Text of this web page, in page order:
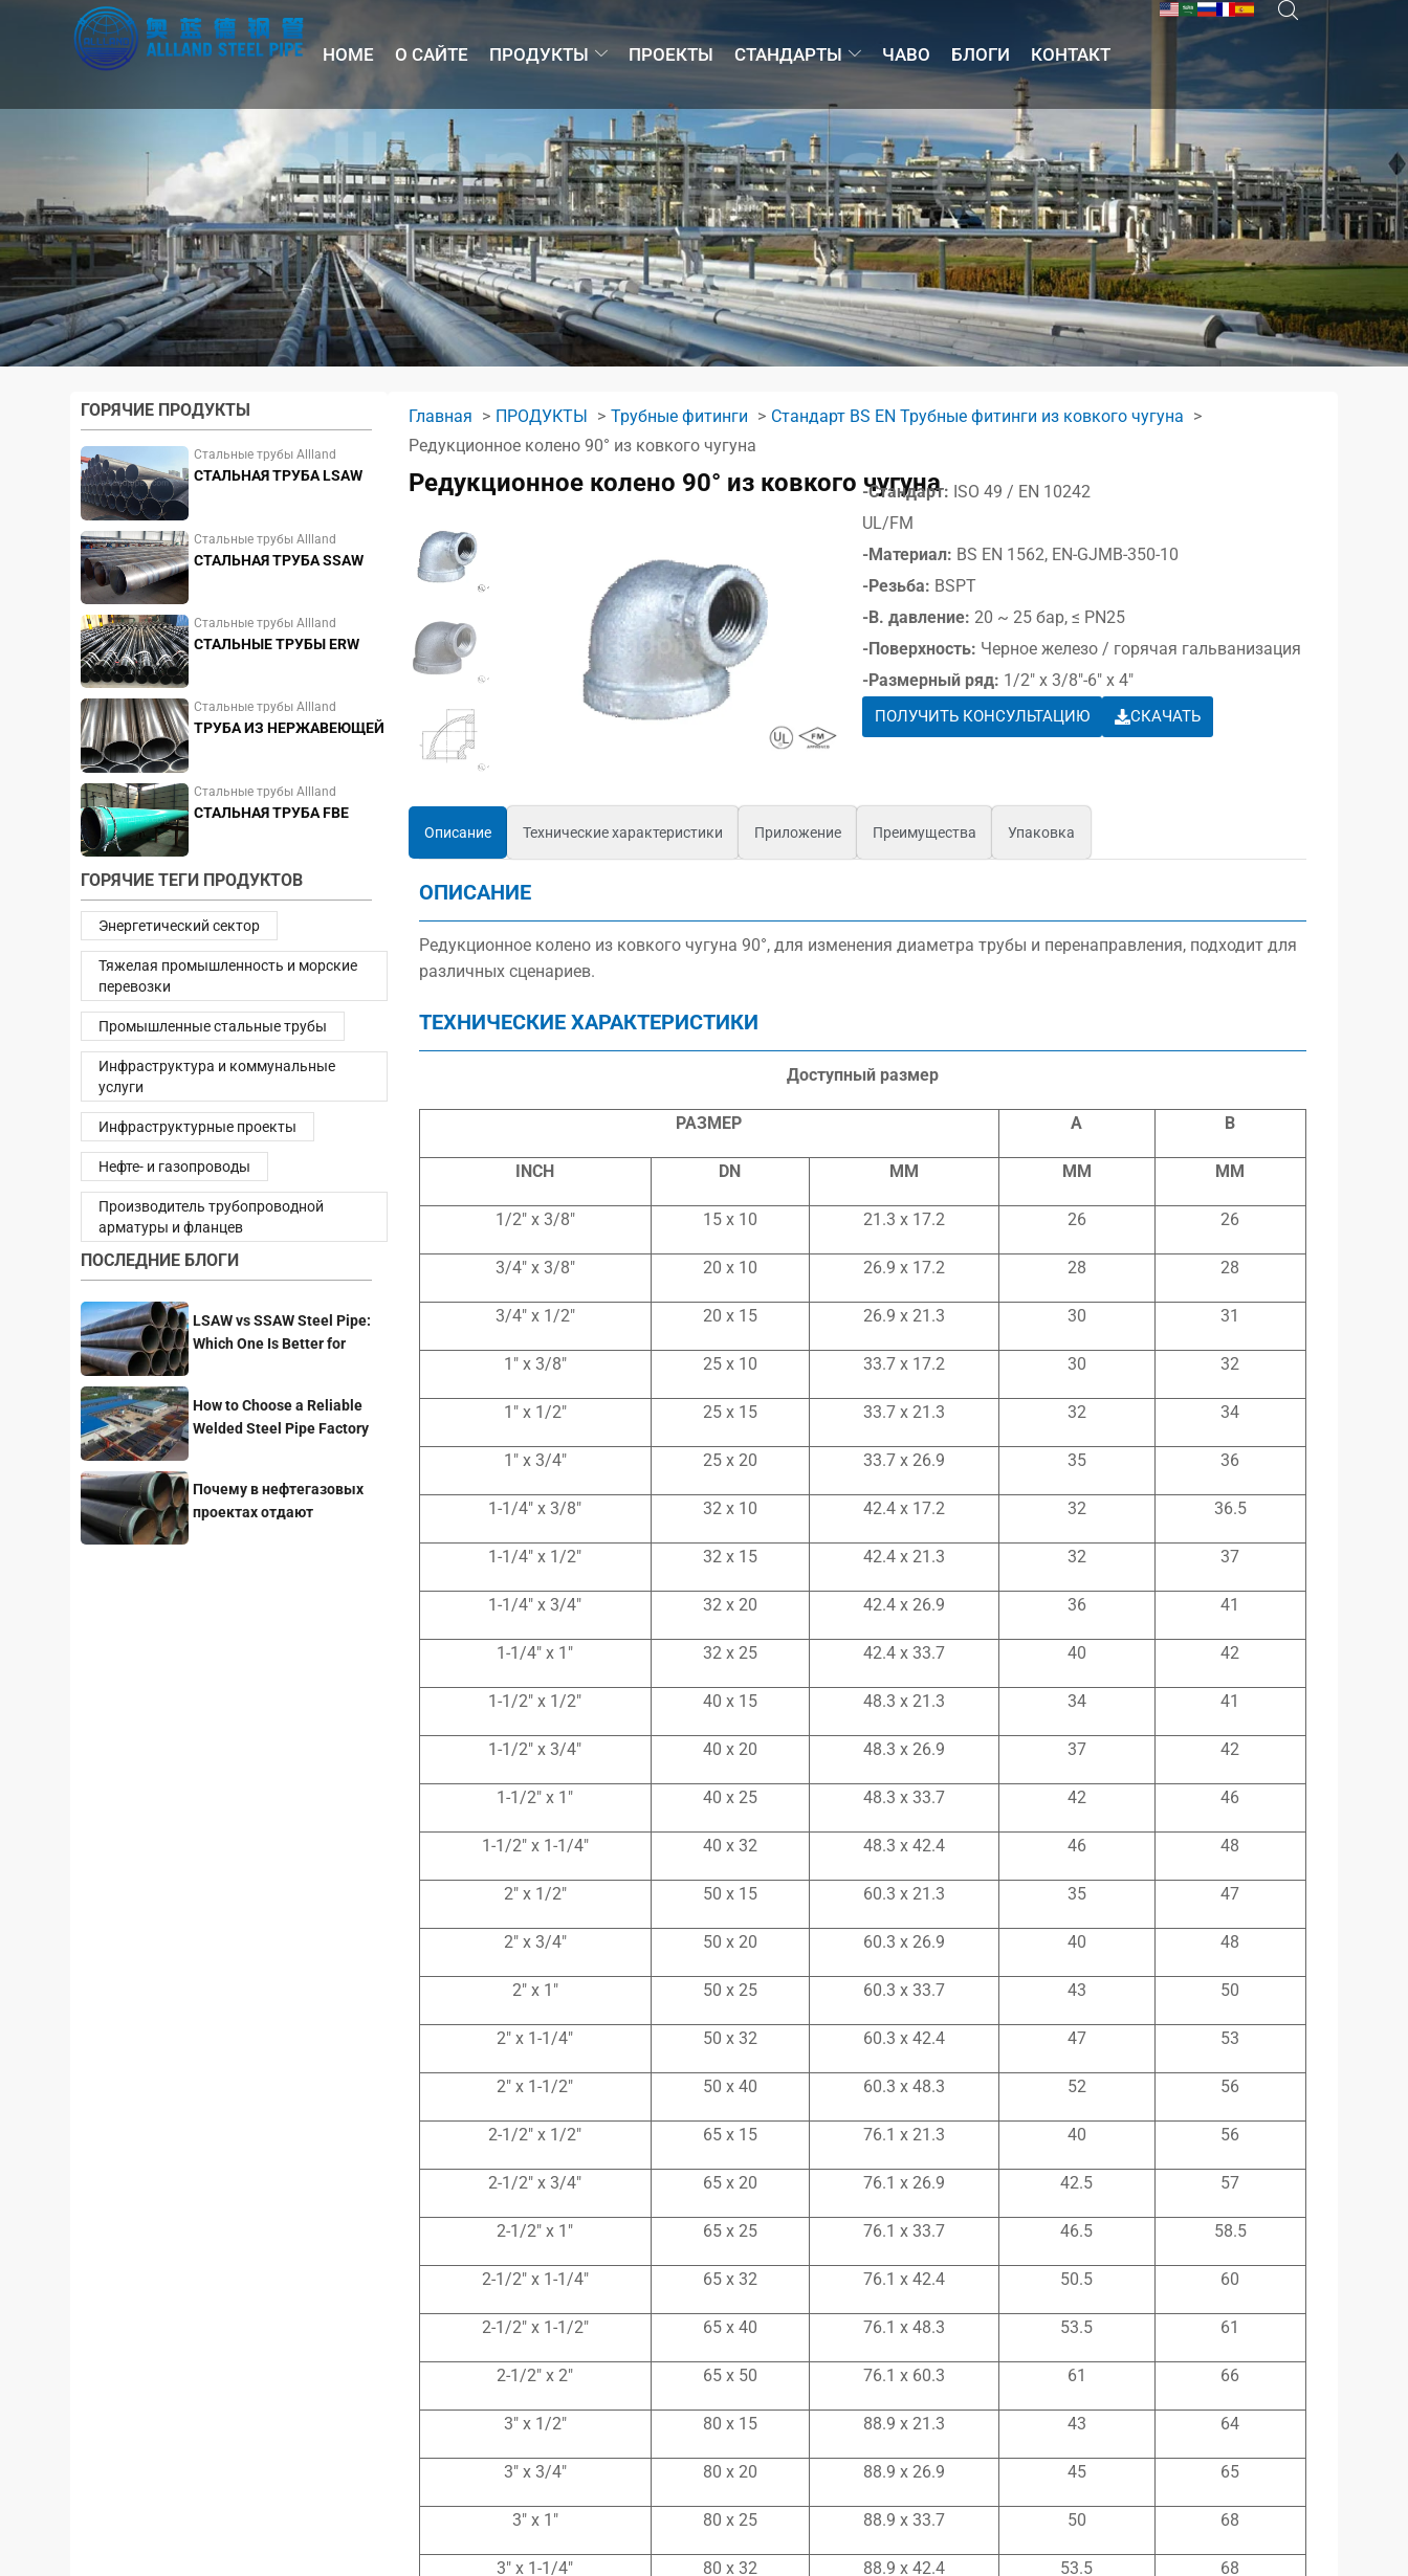
HOME О САЙТЕ ПРОДУКТЫ ПРОЕКТЫ СТАНДАРТЫ ЧАВО БЛОГИ КОНТАКТ
ГОРЯЧИЕ ПРОДУКТЫ
Стальные трубы Allland
СТАЛЬНАЯ ТРУБА LSAW
Стальные трубы Allland
СТАЛЬНАЯ ТРУБА SSAW
Стальные трубы Allland
СТАЛЬНЫЕ ТРУБЫ ERW
Стальные трубы Allland
ТРУБА ИЗ НЕРЖАВЕЮЩЕЙ
Стальные трубы Allland
СТАЛЬНАЯ ТРУБА FBE
ГОРЯЧИЕ ТЕГИ ПРОДУКТОВ
Энергетический сектор
Тяжелая промышленность и морские
перевозки
Промышленные стальные трубы
Инфраструктура и коммунальные
услуги
Инфраструктурные проекты
Нефте- и газопроводы
Производитель трубопроводной
арматуры и фланцев
ПОСЛЕДНИЕ БЛОГИ
LSAW vs SSAW Steel Pipe:
Which One Is Better for
How to Choose a Reliable
Welded Steel Pipe Factory
Почему в нефтегазовых
проектах отдают
Главная ПРОДУКТЫ Трубные фитинги
Стандарт BS EN Трубные фитинги из ковкого чугуна
Редукционное колено 90° из ковкого чугуна
Редукционное колено 90° из ковкого чугуна
-Стандарт: ISO 49 / EN 10242
UL/FM
-Материал: BS EN 1562, EN-GJMB-350-10
-Резьба: BSPT
-В. давление: 20 ~ 25 бар, ≤ PN25
-Поверхность: Черное железо / горячая гальванизация
-Размерный ряд: 1/2″ x 3/8″-6″ x 4″
ПОЛУЧИТЬ КОНСУЛЬТАЦИЮ СКАЧАТЬ
Описание Технические характеристики Приложение Преимущества Упаковка
ОПИСАНИЕ
Редукционное колено из ковкого чугуна 90°, для изменения диаметра трубы и перенаправления, подходит для
различных сценариев.
ТЕХНИЧЕСКИЕ ХАРАКТЕРИСТИКИ
Доступный размер
РАЗМЕР A B
INCH DN MM MM MM
1/2″ x 3/8″ 15 x 10 21.3 x 17.2 26 26
3/4″ x 3/8″ 20 x 10 26.9 x 17.2 28 28
3/4″ x 1/2″ 20 x 15 26.9 x 21.3 30 31
1″ x 3/8″ 25 x 10 33.7 x 17.2 30 32
1″ x 1/2″ 25 x 15 33.7 x 21.3 32 34
1″ x 3/4″ 25 x 20 33.7 x 26.9 35 36
1-1/4″ x 3/8″ 32 x 10 42.4 x 17.2 32 36.5
1-1/4″ x 1/2″ 32 x 15 42.4 x 21.3 32 37
1-1/4″ x 3/4″ 32 x 20 42.4 x 26.9 36 41
1-1/4″ x 1″ 32 x 25 42.4 x 33.7 40 42
1-1/2″ x 1/2″ 40 x 15 48.3 x 21.3 34 41
1-1/2″ x 3/4″ 40 x 20 48.3 x 26.9 37 42
1-1/2″ x 1″ 40 x 25 48.3 x 33.7 42 46
1-1/2″ x 1-1/4″ 40 x 32 48.3 x 42.4 46 48
2″ x 1/2″ 50 x 15 60.3 x 21.3 35 47
2″ x 3/4″ 50 x 20 60.3 x 26.9 40 48
2″ x 1″ 50 x 25 60.3 x 33.7 43 50
2″ x 1-1/4″ 50 x 32 60.3 x 42.4 47 53
2″ x 1-1/2″ 50 x 40 60.3 x 48.3 52 56
2-1/2″ x 1/2″ 65 x 15 76.1 x 21.3 40 56
2-1/2″ x 3/4″ 65 x 20 76.1 x 26.9 42.5 57
2-1/2″ x 1″ 65 x 25 76.1 x 33.7 46.5 58.5
2-1/2″ x 1-1/4″ 65 x 32 76.1 x 42.4 50.5 60
2-1/2″ x 1-1/2″ 65 x 40 76.1 x 48.3 53.5 61
2-1/2″ x 2″ 65 x 50 76.1 x 60.3 61 66
3″ x 1/2″ 80 x 15 88.9 x 21.3 43 64
3″ x 3/4″ 80 x 20 88.9 x 26.9 45 65
3″ x 1″ 80 x 25 88.9 x 33.7 50 68
3″ x 1-1/4″ 80 x 32 88.9 x 42.4 53.5 68